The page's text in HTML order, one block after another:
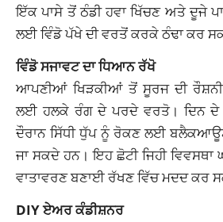
ਇੱਕ ਪਾਸੇ ਤੋਂ ਠੰਡੀ ਹਵਾ ਖਿੱਚਣ ਅਤੇ ਦੂਜੇ
ਲਈ ਵਿੰਡੋ ਪੱਖੇ ਦੀ ਵਰਤੋਂ ਕਰਕੇ ਠੰਢਾ ਕਰ
ਵਿੰਡੋ ਸਜਾਵਟ ਦਾ ਧਿਆਨ ਰੱਖੋ
ਆਪਣੀਆਂ ਖਿੜਕੀਆਂ ਤੋਂ ਸੂਰਜ ਦੀ
ਲਈ ਹਲਕੇ ਰੰਗ ਦੇ ਪਰਦੇ ਵਰਤੋ। ਦਿਨ ਦੇ
ਦੌਰਾਨ ਸਿੱਧੀ ਧੁੱਪ ਨੂੰ ਰੋਕਣ ਲਈ
ਜਾ ਸਕਦੇ ਹਨ। ਇਹ ਛੋਟੀ ਜਿਹੀ
ਵਾਤਾਵਰਣ ਬਣਾਈ ਰੱਖਣ ਵਿੱਚ ਮਦਦ ਕਰ
DIY ਏਅਰ ਕੰਡੀਸ਼ਨਰ